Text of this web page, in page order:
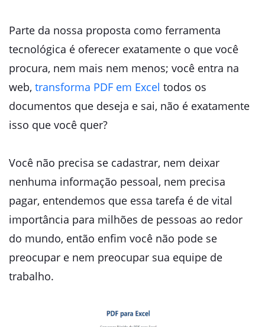
Parte da nossa proposta como ferramenta
tecnológica é oferecer exatamente o que você
procura, nem mais nem menos; você entra na
web, transforma PDF em Excel todos os
documentos que deseja e sai, não é exatamente
isso que você quer?
Você não precisa se cadastrar, nem deixar
nenhuma informação pessoal, nem precisa
pagar, entendemos que essa tarefa é de vital
importância para milhões de pessoas ao redor
do mundo, então enfim você não pode se
preocupar e nem preocupar sua equipe de
trabalho.